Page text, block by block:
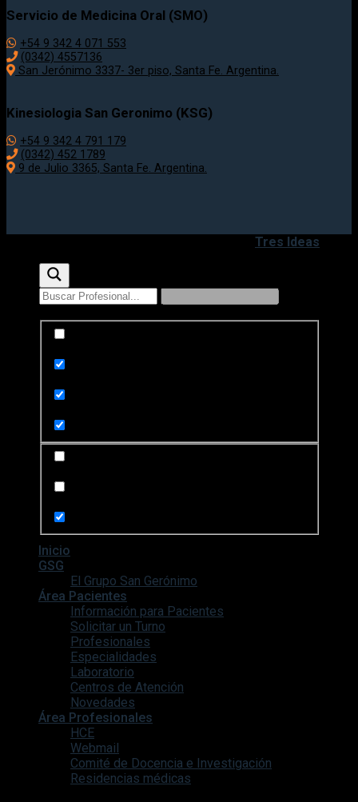
Servicio de Medicina Oral (SMO)
+54 9 342 4 071 553
(0342) 4557136
San Jerónimo 3337- 3er piso, Santa Fe. Argentina.
Kinesiologia San Geronimo (KSG)
+54 9 342 4 791 179
(0342) 452 1789
9 de Julio 3365, Santa Fe. Argentina.
Tres Ideas
Inicio
GSG
El Grupo San Gerónimo
Área Pacientes
Información para Pacientes
Solicitar un Turno
Profesionales
Especialidades
Laboratorio
Centros de Atención
Novedades
Área Profesionales
HCE
Webmail
Comité de Docencia e Investigación
Residencias médicas